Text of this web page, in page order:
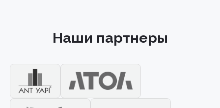
Наши партнеры